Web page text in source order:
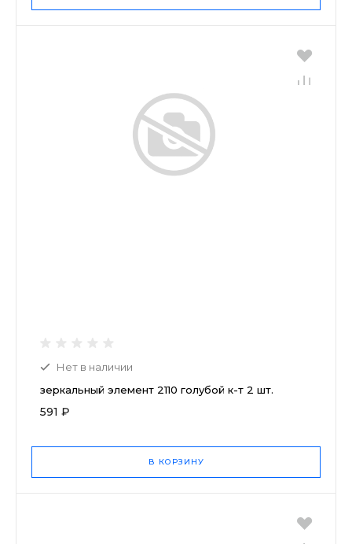
Нет в наличии
зеркальный элемент 2110 голубой к-т 2 шт.
591 ₽
В КОРЗИНУ